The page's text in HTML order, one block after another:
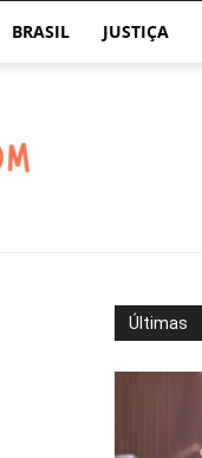
BRASIL JUSTIÇA
Últimas